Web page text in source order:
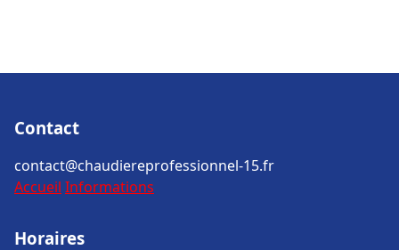
Contact
contact@chaudiereprofessionnel-15.fr
Accueil Informations
Horaires